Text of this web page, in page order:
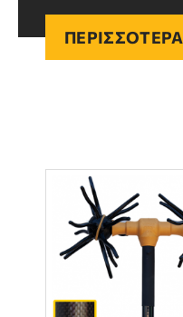
ΠΕΡΙΣΣΟΤΕΡΑ